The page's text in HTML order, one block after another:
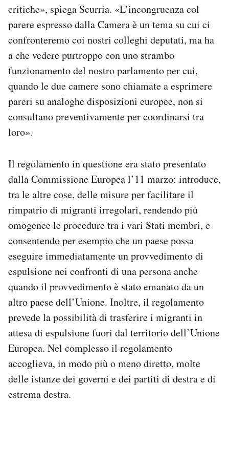
critiche», spiega Scurria. «L’incongruenza col
parere espresso dalla Camera è un tema su cui ci
confronteremo coi nostri colleghi deputati, ma ha
a che vedere purtroppo con uno strambo
funzionamento del nostro parlamento per cui,
quando le due camere sono chiamate a esprimere
pareri su analoghe disposizioni europee, non si
consultano preventivamente per coordinarsi tra
loro».
Il regolamento in questione era stato presentato
dalla Commissione Europea l’11 marzo: introduce,
tra le altre cose, delle misure per facilitare il
rimpatrio di migranti irregolari, rendendo più
omogenee le procedure tra i vari Stati membri, e
consentendo per esempio che un paese possa
eseguire immediatamente un provvedimento di
espulsione nei confronti di una persona anche
quando il provvedimento è stato emanato da un
altro paese dell’Unione. Inoltre, il regolamento
prevede la possibilità di trasferire i migranti in
attesa di espulsione fuori dal territorio dell’Unione
Europea. Nel complesso il regolamento
accoglieva, in modo più o meno diretto, molte
delle istanze dei governi e dei partiti di destra e di
estrema destra.